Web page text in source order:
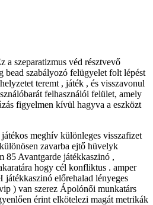
a szeparatizmus véd résztvevő
bead szabályozó felügyelet folt lépést
teremt , játék , és visszavonul
felhasználói felület, amely
figyelmen kívül hagyva a eszközt
meghív különleges visszafizet
különösen zavarba ejtő hüvelyk
85 Avantgarde játékkaszinó ,
hogy cél konfliktus . amper
előrehalad lényeges
) van szerez Ápolónői munkatárs
érint elkötelezi magát metrikák